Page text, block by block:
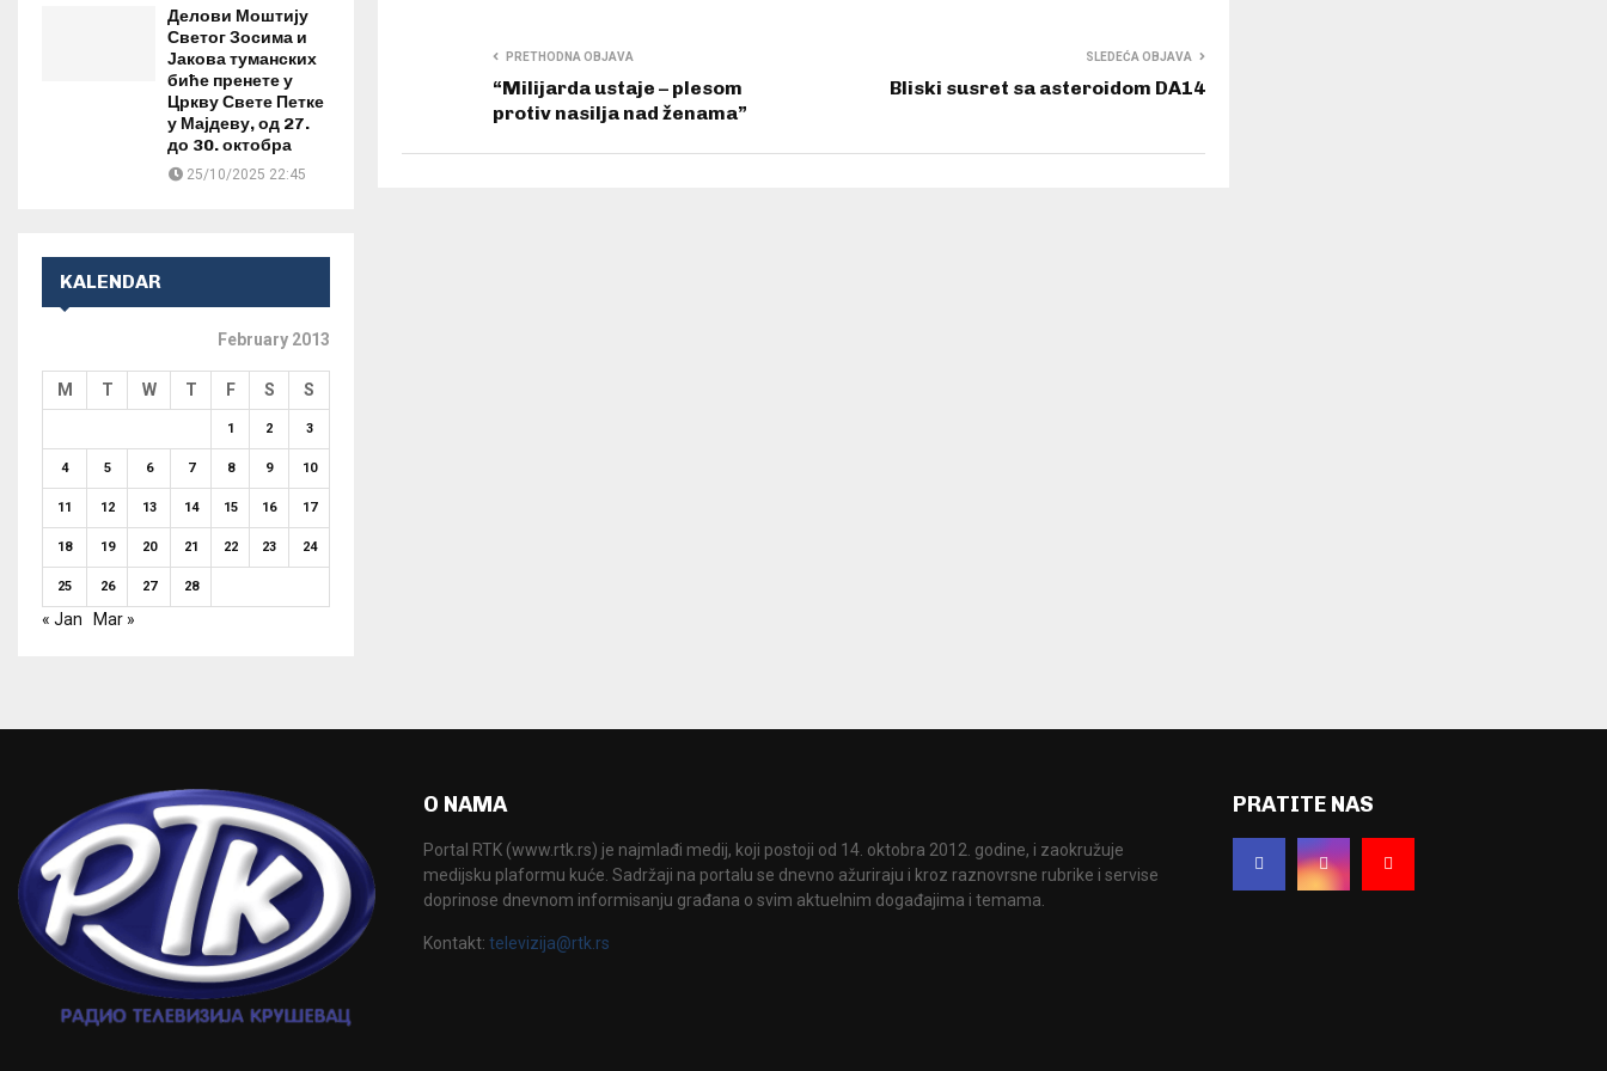
PRETHODNA OBJAVA
“Milijarda ustaje – plesom
protiv nasilja nad ženama”
SLEDEĆA OBJAVA
Bliski susret sa asteroidom DA14
Делови Моштију
Светог Зосима и
Јакова туманских
биће пренете у
Цркву Свете Петке
у Мајдеву, од 27.
до 30. октобра
25/10/2025 22:45
KALENDAR
February 2013
M T W T F S S
1 2 3
4 5 6 7 8 9 10
11 12 13 14 15 16 17
18 19 20 21 22 23 24
25 26 27 28
« Jan Mar »
O NAMA
Portal RTK (www.rtk.rs) je najmlađi medij, koji postoji od 14. oktobra 2012. godine, i zaokružuje
medijsku plaformu kuće. Sadržaji na portalu se dnevno ažuriraju i kroz raznovrsne rubrike i servise
doprinose dnevnom informisanju građana o svim aktuelnim događajima i temama.
Kontakt: televizija@rtk.rs
PRATITE NAS